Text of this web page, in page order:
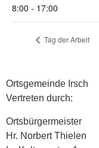
8:00 - 17:00
Tag der Arbeit
Ortsgemeinde Irsch
Vertreten durch:
Ortsbürgermeister
Hr. Norbert Thielen